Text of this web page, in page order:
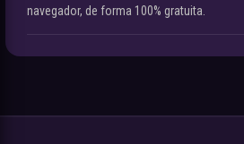
navegador, de forma 100% gratuita.